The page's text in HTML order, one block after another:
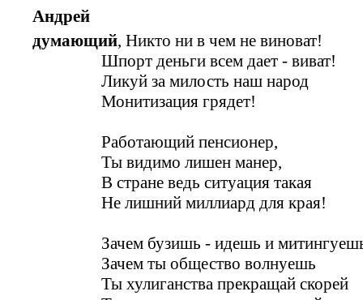
Андрей
думающий, Никто ни в чем не виноват!
Шпорт деньги всем дает - виват!
Ликуй за милость наш народ
Монитизация грядет!
Работающий пенсионер,
Ты видимо лишен манер,
В стране ведь ситуация такая
Не лишний миллиард для края!
Зачем бузишь - идешь и
Зачем ты общество волнуешь
Ты хулиганства прекращай скорей